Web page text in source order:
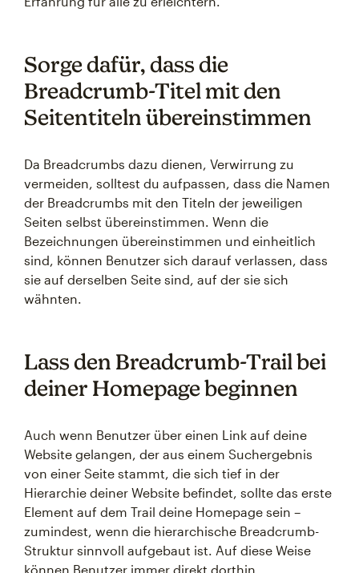
Sorge dafür, dass die
Breadcrumb-Titel mit den
Seitentiteln übereinstimmen
Da Breadcrumbs dazu dienen, Verwirrung zu
vermeiden, solltest du aufpassen, dass die Namen
der Breadcrumbs mit den Titeln der jeweiligen
Seiten selbst übereinstimmen. Wenn die
Bezeichnungen übereinstimmen und einheitlich
sind, können Benutzer sich darauf verlassen, dass
sie auf derselben Seite sind, auf der sie sich
wähnten.
Lass den Breadcrumb-Trail bei
deiner Homepage beginnen
Auch wenn Benutzer über einen Link auf deine
Website gelangen, der aus einem Suchergebnis
von einer Seite stammt, die sich tief in der
Hierarchie deiner Website befindet, sollte das erste
Element auf dem Trail deine Homepage sein –
zumindest, wenn die hierarchische Breadcrumb-
Struktur sinnvoll aufgebaut ist. Auf diese Weise
können Benutzer immer direkt dorthin